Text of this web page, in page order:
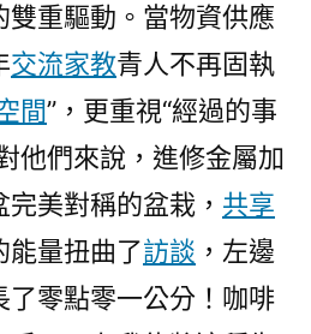
雙重驅動。當物資供應
交流家教青人不再固執
間”，更重視“經過的事
他們來說，進修金屬加
美對稱的盆栽， 共享
能量扭曲了訪談 ，左邊
了零點零一公分！咖啡